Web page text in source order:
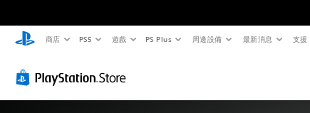
商店 PS5 遊戲 PS Plus 周邊設備 最新消息 支援